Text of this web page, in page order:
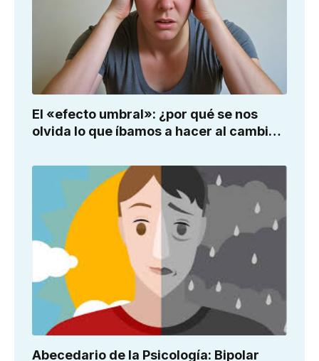
El «efecto umbral»: ¿por qué se nos
olvida lo que íbamos a hacer al cambiar
Abecedario de la Psicología: Bipolar